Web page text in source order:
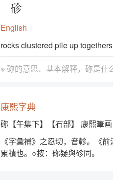
䂦
English
rocks clustered pile up togethers
※ 䂧的意思、基本解释，䂧是什
康熙字典
䂧【午集下】【石部】 康熙筆
《字彙補》之忍切，音軫。《
累積也。○按：䂧疑與䂦同。